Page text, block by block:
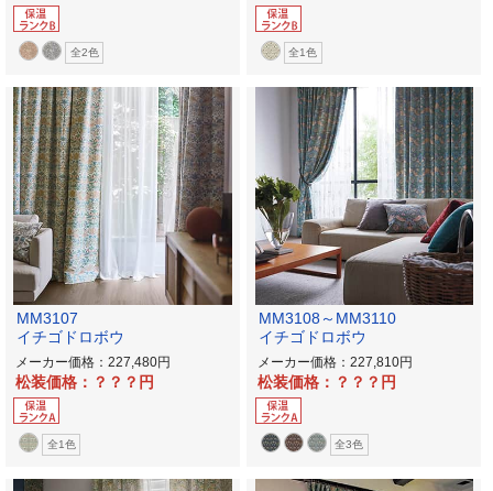
全2色 全1色
MM3107
イチゴドロボウ
メーカー価格：227,480
松装価格：？？？
全1色
MM3108～MM3110
イチゴドロボウ
メーカー価格：227,810
松装価格：？？？
全3色